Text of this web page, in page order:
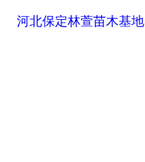
河北保定林萱苗木基地